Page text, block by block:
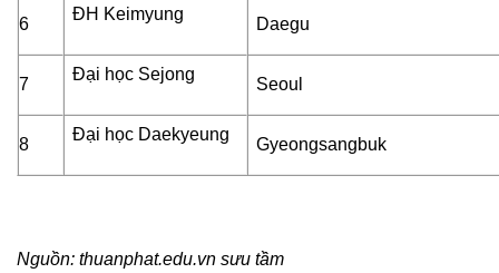
6
ĐH Keimyung
Daegu
7
Đại học Sejong
Seoul
8
Đại học Daekyeung
Gyeongsangbuk
Nguồn: thuanphat.edu.vn sưu tầm